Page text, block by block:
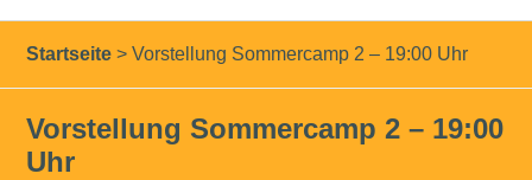
Startseite > Vorstellung Sommercamp 2 – 19:00 Uhr
Vorstellung Sommercamp 2 – 19:00
Uhr